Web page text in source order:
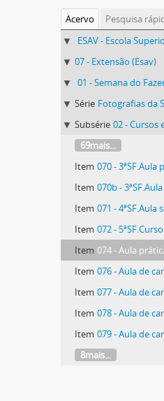
Acervo
Pesquisa
ESAV - Escola Superior de
07 - Extensão (Esav)
01 - Semana do
Série Fotografias da
Subsérie 02 - Cursos
69mais...
Item 070 - 3ªSF.Aula prática
Item 070b - 3ªSF.Aula prática
Item 071 - 4ªSF.Aula
Item 072 - 5ªSF.Curso
Item 074 - Aula
Item 076 - Aula de campo
Item 077 - Aula de campo
Item 078 - Aula de campo
Item 079 - Aula de campo
8mais...